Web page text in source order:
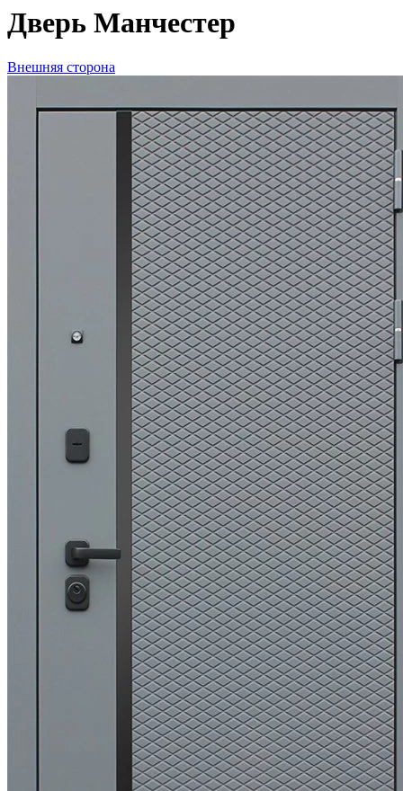
Дверь Манчестер
Внешняя сторона